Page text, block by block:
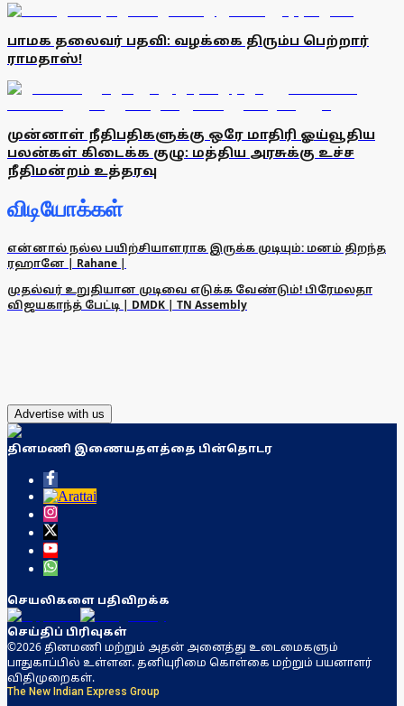
பாமக தலைவர் பதவி: வழக்கை திரும்ப பெற்றார்
ராமதாஸ்!
முன்னாள் நீதிபதிகளுக்கு ஒரே மாதிரி ஓய்வூதிய
பலன்கள் கிடைக்க குழு: மத்திய அரசுக்கு உச்ச
நீதிமன்றம் உத்தரவு
விடியோக்கள்
என்னால் நல்ல பயிற்சியாளராக இருக்க முடியும்: மனம் திறந்த
ரஹானே | Rahane |
முதல்வர் உறுதியான முடிவை எடுக்க வேண்டும்! பிரேமலதா
விஜயகாந்த் பேட்டி | DMDK | TN Assembly
Advertise with us
தினமணி இணையதளத்தை பின்தொடர
செயலிகளை பதிவிறக்க
செய்திப் பிரிவுகள்
©2026 தினமணி மற்றும் அதன் அனைத்து உடைமைகளும்
பாதுகாப்பில் உள்ளன. தனியுரிமை கொள்கை மற்றும் பயனாளர்
விதிமுறைகள்.
The New Indian Express Group